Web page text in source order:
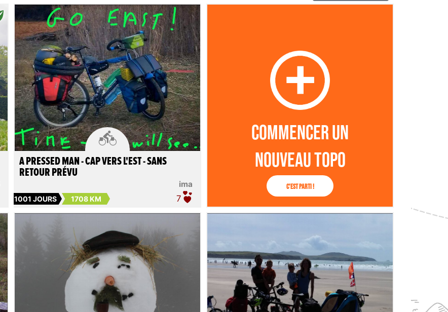

ima
A PRESSED MAN - CAP VERS L'EST - SANS
RETOUR PRÉVU
1001 JOURS 1708 KM 7
Commencer un
nouveau topo
C'est parti !